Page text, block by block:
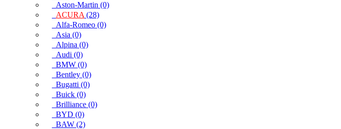
Aston-Martin (0)
ACURA (28)
Alfa-Romeo (0)
Asia (0)
Alpina (0)
Audi (0)
BMW (0)
Bentley (0)
Bugatti (0)
Buick (0)
Brilliance (0)
BYD (0)
BAW (2)